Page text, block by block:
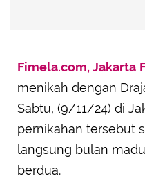
Fimela.com, Jakarta
menikah dengan
Sabtu, (9/11/24) di
pernikahan tersebut
langsung bulan
berdua.